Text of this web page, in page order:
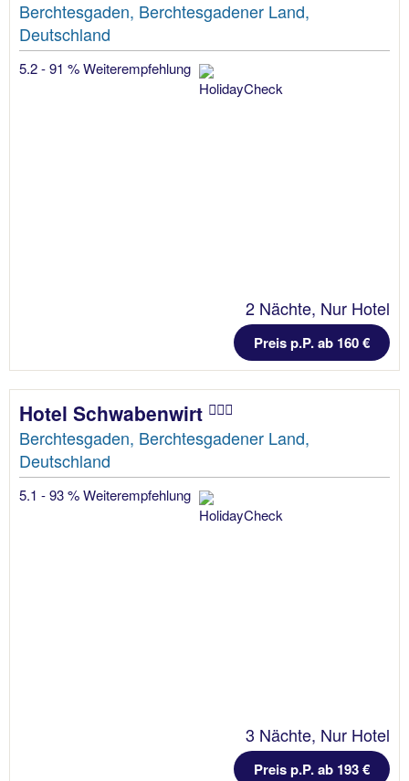
Berchtesgaden, Berchtesgadener Land,
Deutschland
5.2 - 91 % Weiterempfehlung
2 Nächte, Nur Hotel
Preis p.P. ab 160 €
Hotel Schwabenwirt
Berchtesgaden, Berchtesgadener Land,
Deutschland
5.1 - 93 % Weiterempfehlung
3 Nächte, Nur Hotel
Preis p.P. ab 193 €